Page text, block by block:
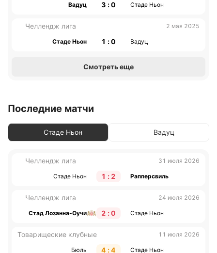
Вадуц 3 : 0 Стаде Ньон
Челлендж лига 2 мая 2025
Стаде Ньон 1 : 0 Вадуц
Смотреть еще
Последние матчи
Стаде Ньон Вадуц
Челлендж лига 31 июля 2026
Стаде Ньон 1 : 2 Рапперсвиль
Челлендж лига 24 июля 2026
Стад Лозанна-Оучи 2 : 0 Стаде Ньон
Товарищеские клубные 11 июля 2026
Бюль 4 : 4 Стаде Ньон